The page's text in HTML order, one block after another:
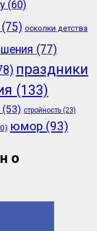
(60)
(75) осколки детства
(77)
праздники
(133)
(53) стройность (23)
юмор (93)
о